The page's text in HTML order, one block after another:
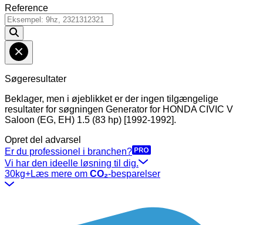
Reference
Søgeresultater
Beklager, men i øjeblikket er der ingen tilgængelige
resultater for søgningen Generator for HONDA CIVIC V
Saloon (EG, EH) 1.5 (83 hp) [1992-1992].
Opret del advarsel
Er du professionel i branchen?
Vi har den ideelle løsning til dig.
30kg+Læs mere om CO₂-besparelser